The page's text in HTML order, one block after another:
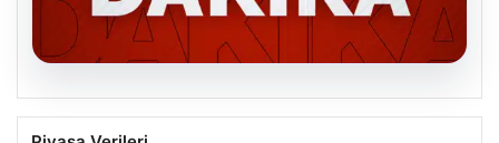
06.08.2026
MGK’den 8 maddelik kritik bildiri: Dikkat